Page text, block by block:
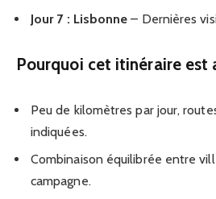
Jour 7 : Lisbonne – Dernières
Pourquoi cet itinéraire est
Peu de kilomètres par jour,
indiquées.
Combinaison équilibrée entre
campagne.